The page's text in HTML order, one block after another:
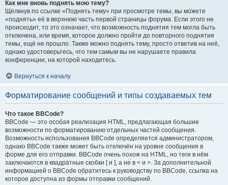
Как мне вновь поднять мою тему?
Щёлкнув по ссылке «Поднять тему» при просмотре темы, вы можете
«поднять» её в верхнюю часть первой страницы форума. Если этого не
происходит, то это означает, что возможность поднятия тем могла быть
отключена, или время, которое должно пройти до повторного поднятия
темы, ещё не прошло. Также можно поднять тему, просто ответив на неё,
однако удостоверьтесь, что тем самым вы не нарушаете правила
конференции, на которой находитесь.
Вернуться к началу
Форматирование сообщений и типы создаваемых тем
Что такое BBCode?
BBCode — это особая реализация HTML, предлагающая большие
возможности по форматированию отдельных частей сообщения.
Возможность использования BBCode определяется администратором,
однако BBCode также может быть отключён на уровне сообщения в
форме для его отправки. BBCode очень похож на HTML, но теги в нём
заключаются в квадратные скобки [ и ], а не в < и >. За дополнительной
информацией о BBCode обратитесь к руководству по BBCode, ссылка на
которое доступна из формы отправки сообщений.